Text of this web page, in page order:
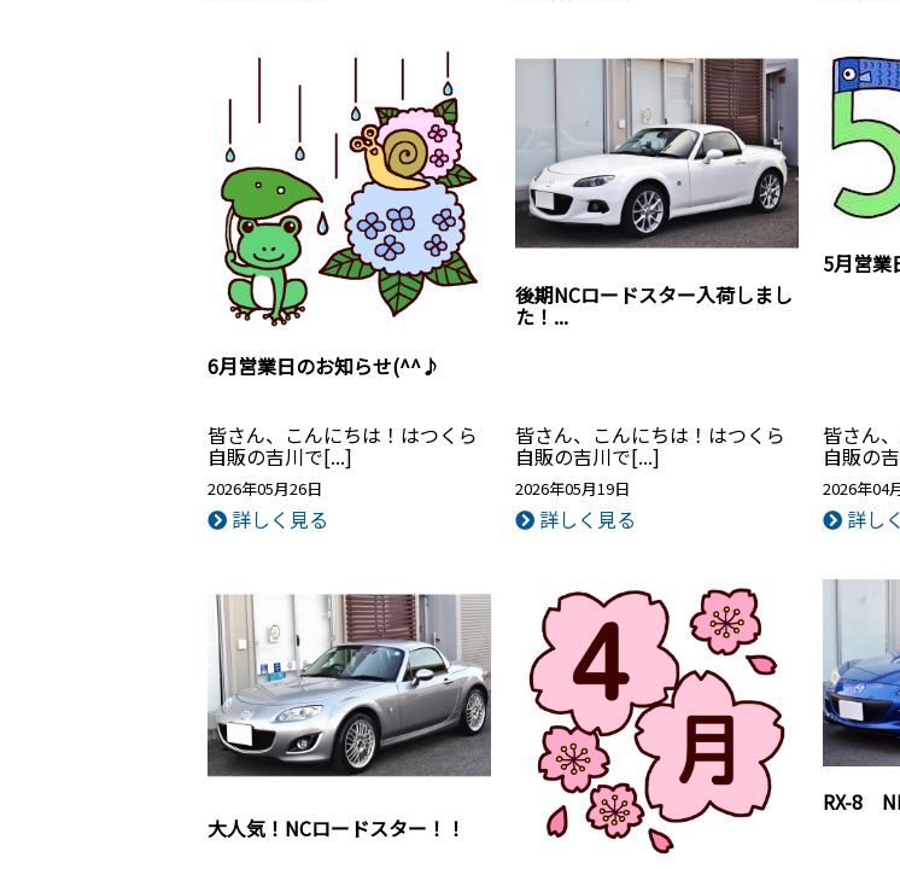
6月営業日のお知らせ(^^♪
皆さん、こんにちは！はつくら
自販の吉川で[...]
2026年05月26日
詳しく見る
後期NCロードスター入荷しまし
た！...
皆さん、こんにちは！はつくら
自販の吉川で[...]
2026年05月19日
詳しく見る
5月営
皆さん
自販の
2026年04
詳し
大人気！NCロードスター！！
RX-8